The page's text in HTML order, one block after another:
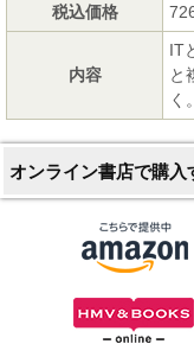
税込価格
内容
IT
と
く
オンライン書店で購入